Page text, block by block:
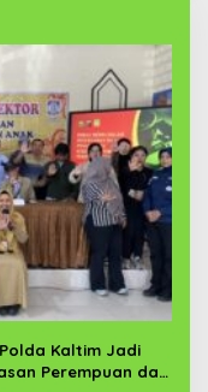
Kaltim Jadi
Perempuan dan